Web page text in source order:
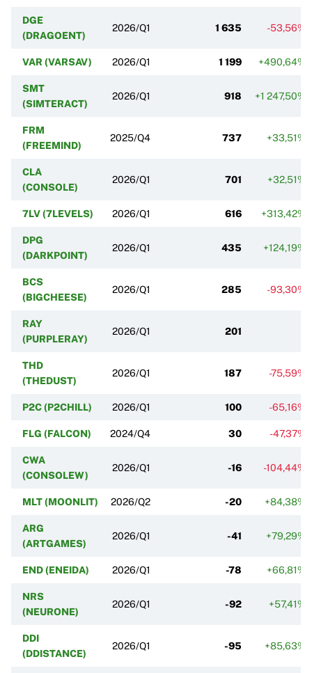
DGE
(DRAGOENT)
2026/Q1 1 635 -53,56%
VAR (VARSAV) 2026/Q1 1 199 +490,64%
SMT
(SIMTERACT)
2026/Q1 918 +1 247,50%
FRM
(FREEMIND)
2025/Q4 737 +33,51%
CLA
(CONSOLE)
2026/Q1 701 +32,51%
7LV (7LEVELS) 2026/Q1 616 +313,42%
DPG
(DARKPOINT)
2026/Q1 435 +124,19%
BCS
(BIGCHEESE)
2026/Q1 285 -93,30%
RAY
(PURPLERAY)
2026/Q1 201
THD
(THEDUST)
2026/Q1 187 -75,59%
P2C (P2CHILL) 2026/Q1 100 -65,16%
FLG (FALCON) 2024/Q4 30 -47,37%
CWA
(CONSOLEW)
2026/Q1 -16 -104,44%
MLT (MOONLIT) 2026/Q2 -20 +84,38%
ARG
(ARTGAMES)
2026/Q1 -41 +79,29%
END (ENEIDA) 2026/Q1 -78 +66,81%
NRS
(NEURONE)
2026/Q1 -92 +57,41%
DDI
(DDISTANCE)
2026/Q1 -95 +85,63%